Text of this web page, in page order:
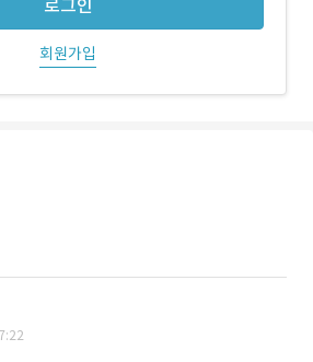
로그인
회원가입